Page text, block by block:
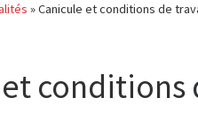
»Canicule et conditions de
conditions